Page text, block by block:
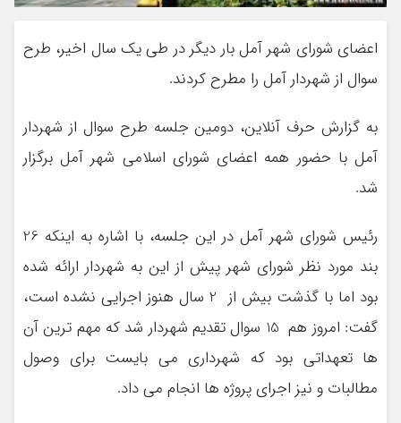
اعضای شورای شهر آمل بار دیگر در طی یک سال اخیر، طرح
سوال از شهردار آمل را مطرح کردند.
به گزارش حرف آنلاین، دومین جلسه طرح سوال از شهردار
آمل با حضور همه اعضای شورای اسلامی شهر آمل برگزار
شد.
رئیس شورای شهر آمل در این جلسه، با اشاره به اینکه 26
بند مورد نظر شورای شهر پیش از این به شهردار ارائه شده
بود اما با گذشت بیش از 2 سال هنوز اجرایی نشده است،
گفت: امروز هم 15 سوال تقدیم شهردار شد که مهم ترین آن
ها تعهداتی بود که شهرداری می بایست برای وصول
مطالبات و نیز اجرای پروژه ها انجام می داد.